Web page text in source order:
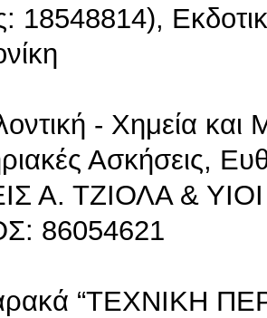
18548814),
- Χημεία
Ασκήσεις,
Α. ΤΖΙΟΛΑ &
86054621
“ΤΕΧΝΙΚΗ